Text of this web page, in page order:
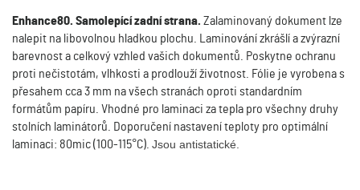
Enhance80. Samolepící zadní strana. Zalaminovaný dokument lze
nalepit na libovolnou hladkou plochu. Laminování zkrášlí a zvýrazní
barevnost a celkový vzhled vašich dokumentů. Poskytne ochranu
proti nečistotám, vlhkosti a prodlouží životnost. Fólie je vyrobena s
přesahem cca 3 mm na všech stranách oproti standardním
formátům papíru. Vhodné pro laminaci za tepla pro všechny druhy
stolních laminátorů. Doporučení nastavení teploty pro optimální
laminaci: 80mic (100-115°C). Jsou antistatické.